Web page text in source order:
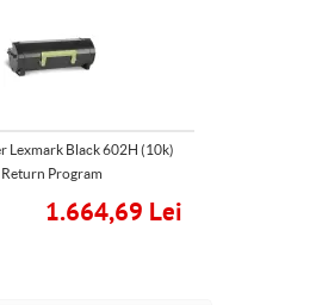
Lexmark Black 602H (10k)
Return Program
1.664,69 Lei